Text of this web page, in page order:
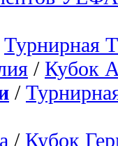
Турнирная
/ Кубок
/
/ Кубок